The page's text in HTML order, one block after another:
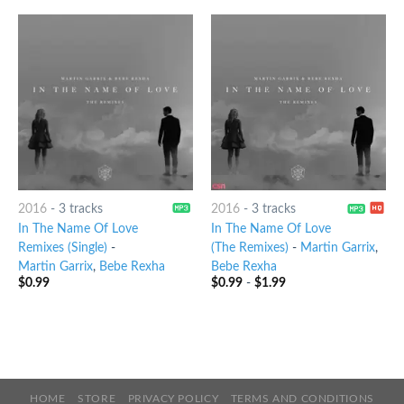
2016- 3 tracks
In The Name Of Love
Remixes (Single) -
Martin Garrix, Bebe Rexha
$0.99
2016- 3 tracks
In The Name Of Love
(The Remixes) - Martin Garrix,
Bebe Rexha
$0.99- $1.99
HOME STORE PRIVACY POLICY TERMS AND CONDITIONS